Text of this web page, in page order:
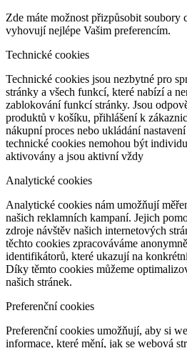
Zde máte možnost přizpůsobit soubory
vyhovují nejlépe Vašim preferencím.
Technické cookies
Technické cookies jsou nezbytné pro
stránky a všech funkcí, které nabízí a
zablokování funkcí stránky. Jsou
produktů v košíku, přihlášení k
nákupní proces nebo ukládání
technické cookies nemohou být
aktivovány a jsou aktivní vždy
Analytické cookies
Analytické cookies nám umožňují
našich reklamních kampaní. Jejich
zdroje návštěv našich internetových
těchto cookies zpracováváme
identifikátorů, které ukazují na
Díky těmto cookies můžeme
našich stránek.
Preferenční cookies
Preferenční cookies umožňují, aby si
informace, které mění, jak se webová